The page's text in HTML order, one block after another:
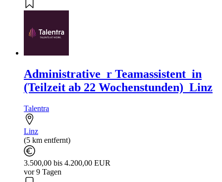
Administrative_r Teamassistent_in
(Teilzeit ab 22 Wochenstunden)_Linz
Talentra
Linz
(5 km entfernt)
3.500,00 bis 4.200,00 EUR
vor 9 Tagen